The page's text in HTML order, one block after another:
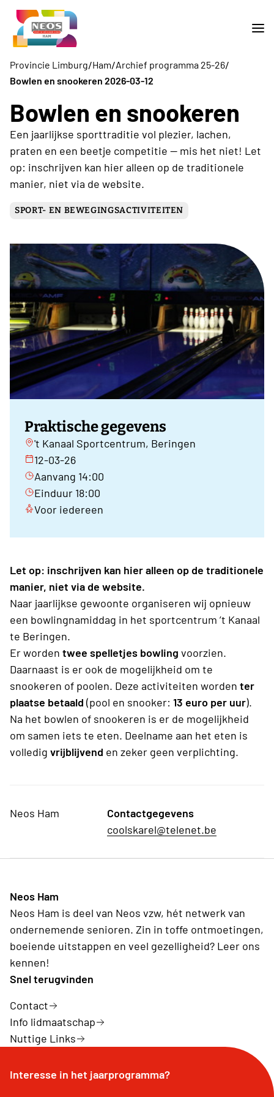
Provincie Limburg/Ham/Archief programma 25-26/
Bowlen en snookeren 2026-03-12
Bowlen en snookeren
Een jaarlijkse sporttraditie vol plezier, lachen,
praten en een beetje competitie — mis het niet! Let
op: inschrijven kan hier alleen op de traditionele
manier, niet via de website.
SPORT- EN BEWEGINGSACTIVITEITEN
Praktische gegevens
't Kanaal Sportcentrum, Beringen
12-03-26
Aanvang 14:00
Einduur 18:00
Voor iedereen
Let op: inschrijven kan hier alleen op de traditionele
manier, niet via de website.
Naar jaarlijkse gewoonte organiseren wij opnieuw
een bowlingnamiddag in het sportcentrum ’t Kanaal
te Beringen.
Er worden twee spelletjes bowling voorzien.
Daarnaast is er ook de mogelijkheid om te
snookeren of poolen. Deze activiteiten worden ter
plaatse betaald (pool en snooker: 13 euro per uur).
Na het bowlen of snookeren is er de mogelijkheid
om samen iets te eten. Deelname aan het eten is
volledig vrijblijvend en zeker geen verplichting.
Neos Ham
Contactgegevens
coolskarel@telenet.be
Neos Ham
Neos Ham is deel van Neos vzw, hét netwerk van
ondernemende senioren. Zin in toffe ontmoetingen,
boeiende uitstappen en veel gezelligheid? Leer ons
kennen!
Snel terugvinden
Contact
Info lidmaatschap
Nuttige Links
Interesse in het jaarprogramma?